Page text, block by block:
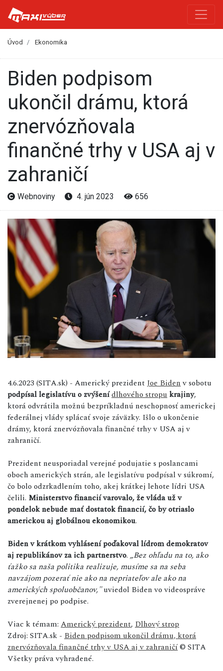
Úvod Ekonomika
Biden podpisom
ukončil drámu, ktorá
znervózňovala
finančné trhy v USA aj v
zahraničí
Webnoviny 4. jún 2023 656
4.6.2023 (SITA.sk) - Americký prezident Joe Bidenv sobotu
podpísal legislatívu o zvýšenídlhového stropu krajiny,
ktorá odvrátila možnú bezpríkladnú neschopnosť americkej
federálnej vlády splácať svoje záväzky. Išlo o ukončenie
drámy, ktorá znervózňovala finančné trhy v USA aj v
zahraničí.
Prezident neusporiadal verejné podujatie s poslancami
oboch amerických strán, ale legislatívu podpísal v súkromí,
čo bolo odzrkadlením toho, akej krátkej lehote lídri USA
čelili. Ministerstvo financií varovalo, že vláda už v
pondelok nebude mať dostatok financií, čo by otriaslo
americkou aj globálnou ekonomikou.
Biden v krátkom vyhlásení poďakoval lídrom demokratov
aj republikánov za ich partnerstvo. „Bez ohľadu na to, ako
ťažko sa naša politika realizuje, musíme sa na seba
navzájom pozerať nie ako na nepriateľov ale ako na
amerických spoluobčanov,"uviedol Biden vo videospráve
zverejnenej po podpise.
Viac k témam: Americký prezident, Dlhový strop
Zdroj: SITA.sk - Biden podpisom ukončil drámu, ktorá
znervózňovala finančné trhy v USA aj v zahraničí© SITA
Všetky práva vyhradené.